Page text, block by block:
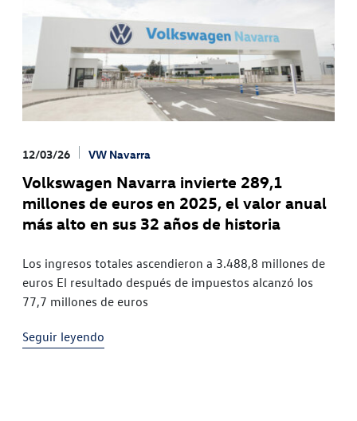
12/03/26 VW Navarra
Volkswagen Navarra invierte 289,1
millones de euros en 2025, el valor anual
más alto en sus 32 años de historia
Los ingresos totales ascendieron a 3.488,8 millones de
euros El resultado después de impuestos alcanzó los
77,7 millones de euros
Seguir leyendo